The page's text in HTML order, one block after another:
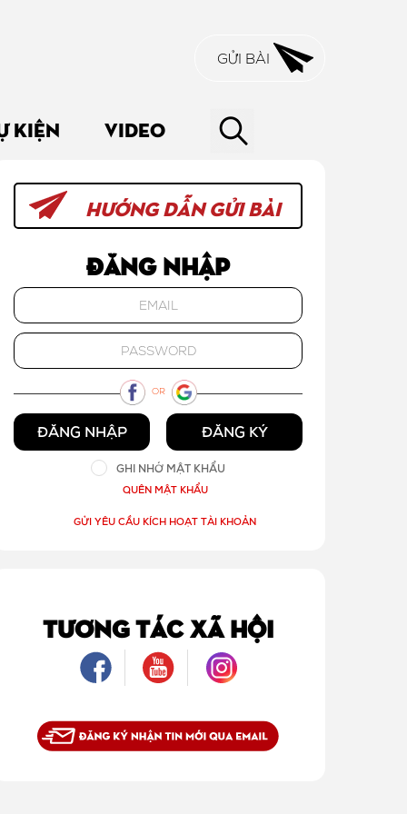
GỬI BÀI
KIỆN VIDEO
HƯỚNG DẪN GỬI BÀI
Đăng nhập
OR
ĐĂNG NHẬP ĐĂNG KÝ
GHI NHỚ MẬT KHẨU
QUÊN MẬT KHẨU
GỬI YÊU CẦU KÍCH HOẠT TÀI KHOẢN
TƯƠNG TÁC XÃ HỘI